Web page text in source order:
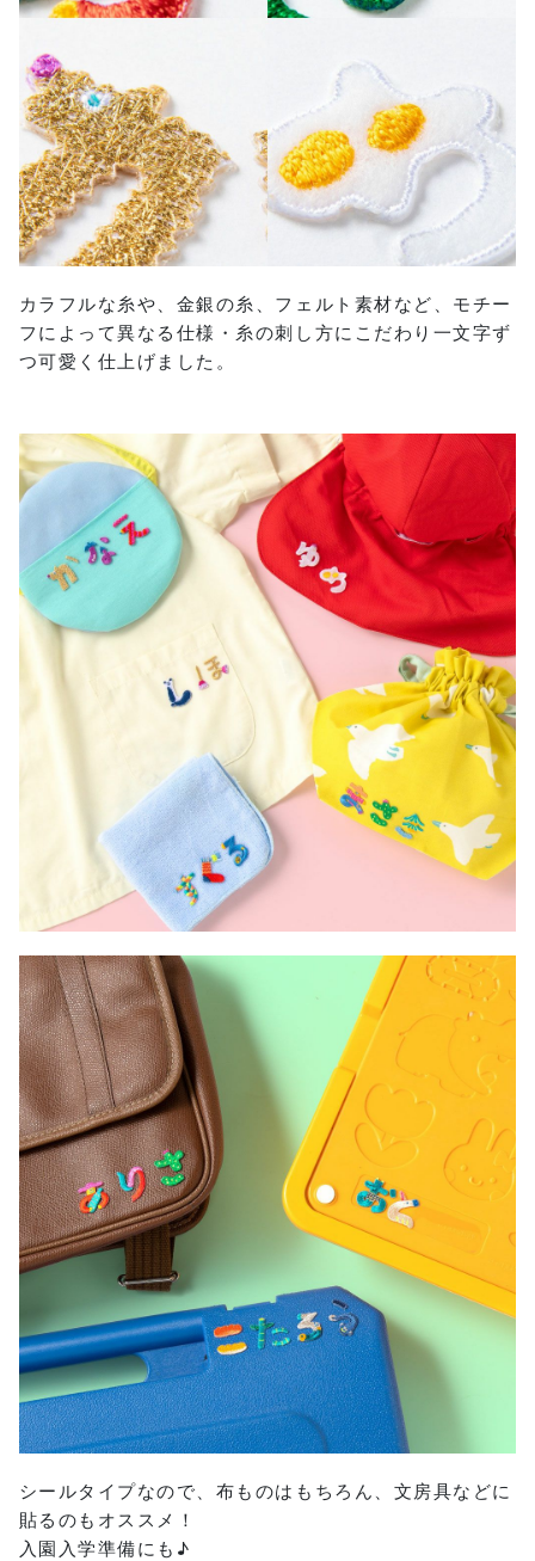
カラフルな糸や、金銀の糸、フェルト素材など、モチー
フによって異なる仕様・糸の刺し方にこだわり一文字ず
つ可愛く仕上げました。
シールタイプなので、布ものはもちろん、文房具などに
貼るのもオススメ！
入園入学準備にも♪